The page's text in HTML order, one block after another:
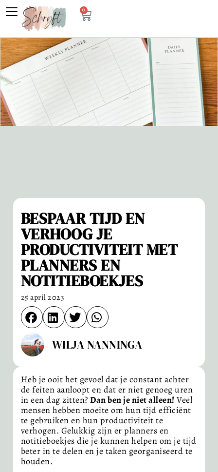
0
BESPAAR TIJD EN
VERHOOG JE
PRODUCTIVITEIT MET
PLANNERS EN
NOTITIEBOEKJES
25 april 2023
WILJA NANNINGA
Heb je ooit het gevoel dat je constant achter
de feiten aanloopt en dat er niet genoeg uren
in een dag zitten?Dan ben je niet alleen! Veel
mensen hebben moeite om hun tijd efficiënt
te gebruiken en hun productiviteit te
verhogen. Gelukkig zijn er planners en
notitieboekjes die je kunnen helpen om je tijd
beter in te delen en je taken georganiseerd te
houden.